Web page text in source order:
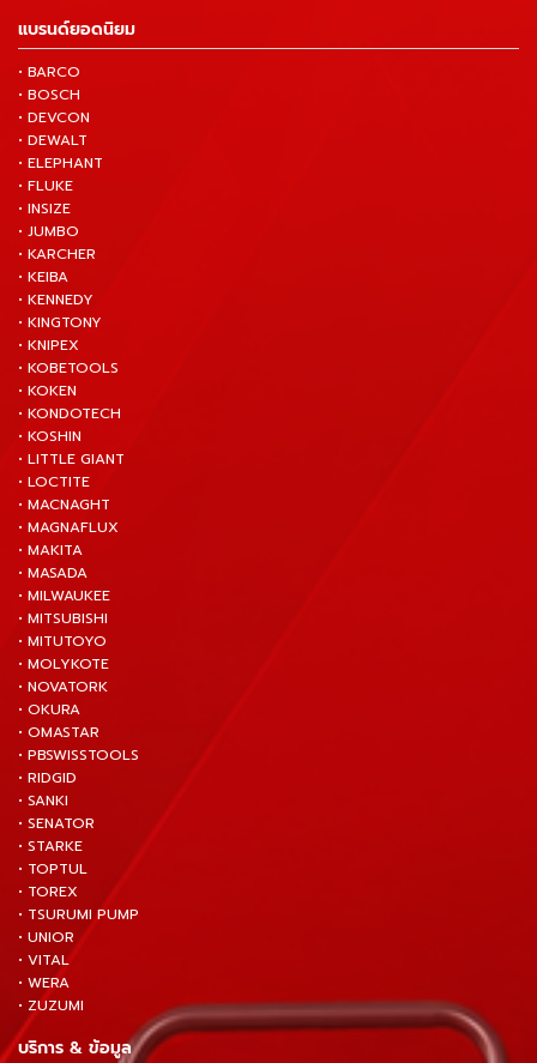
แบรนด์ยอดนิยม
• BARCO
• BOSCH
• DEVCON
• DEWALT
• ELEPHANT
• FLUKE
• INSIZE
• JUMBO
• KARCHER
• KEIBA
• KENNEDY
• KINGTONY
• KNIPEX
• KOBETOOLS
• KOKEN
• KONDOTECH
• KOSHIN
• LITTLE GIANT
• LOCTITE
• MACNAGHT
• MAGNAFLUX
• MAKITA
• MASADA
• MILWAUKEE
• MITSUBISHI
• MITUTOYO
• MOLYKOTE
• NOVATORK
• OKURA
• OMASTAR
• PBSWISSTOOLS
• RIDGID
• SANKI
• SENATOR
• STARKE
• TOPTUL
• TOREX
• TSURUMI PUMP
• UNIOR
• VITAL
• WERA
• ZUZUMI
บริการ & ข้อมูล